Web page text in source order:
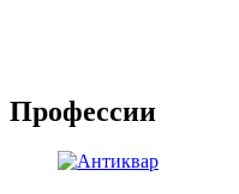
Профессии